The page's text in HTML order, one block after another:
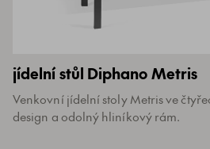
jídelní stůl Diphano Metris
Venkovní jídelní stoly Metris ve
design a odolný hliníkový rám.